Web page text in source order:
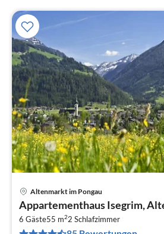
Altenmarkt im Pongau
Appartementhaus Isegrim,
6 Gäste55 m22 Schlafzimmer